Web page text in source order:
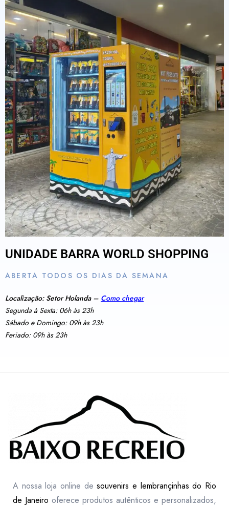
UNIDADE BARRA WORLD SHOPPING
ABERTA TODOS OS DIAS DA SEMANA
Localização: Setor Holanda – Como chegar
Segunda à Sexta: 06h às 23h
Sábado e Domingo: 09h às 23h
Feriado: 09h às 23h
A nossa loja online desouvenirs e lembrançinhas do Rio
de Janeiro oferece produtos autênticos e personalizados,